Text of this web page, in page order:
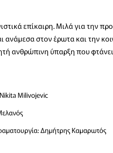
επίκαιρη. Μιλά για την
ανάμεσα στον έρωτα και την
ανθρώπινη ύπαρξη που
Milivojevic
Δημήτρης Καμαρωτός